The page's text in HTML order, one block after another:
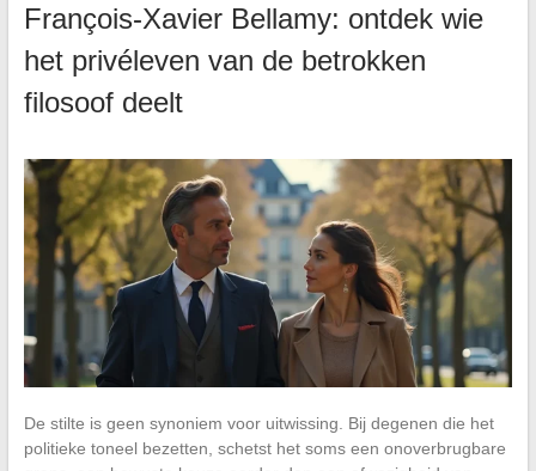
François-Xavier Bellamy: ontdek wie
het privéleven van de betrokken
filosoof deelt
De stilte is geen synoniem voor uitwissing. Bij degenen die het
politieke toneel bezetten, schetst het soms een onoverbrugbare